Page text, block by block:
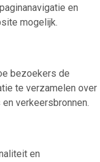
en
mogelijk.
bezoekers de
te verzamelen over
verkeersbronnen.
en